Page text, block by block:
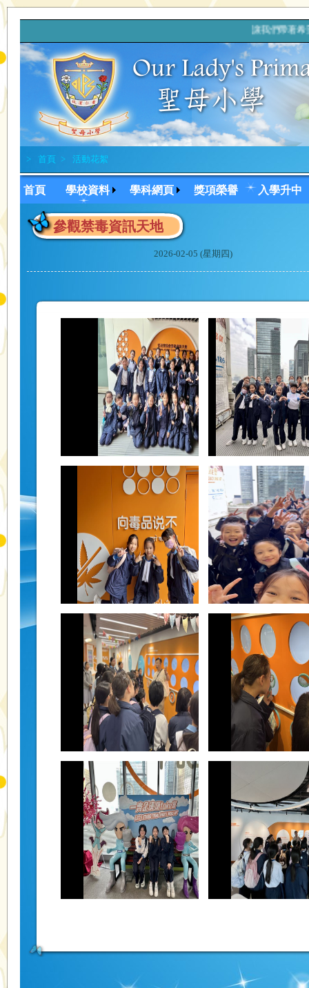
讓我們帶著希
> 首頁 > 活動花絮
首頁 學校資料 學科網頁 獎項榮譽 入學升中
參觀禁毒資訊天地
2026-02-05 (星期四)